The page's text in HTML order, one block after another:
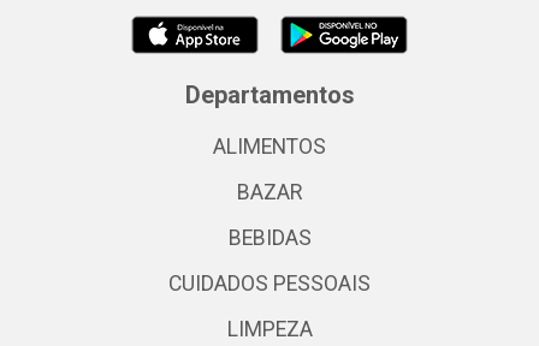
Departamentos
ALIMENTOS
BAZAR
BEBIDAS
CUIDADOS PESSOAIS
LIMPEZA